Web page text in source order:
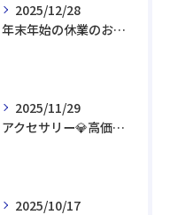
2025/12/28
年末年始の休業のお知らせ⛩️
2025/11/29
アクセサリー💎高価買取
2025/10/17